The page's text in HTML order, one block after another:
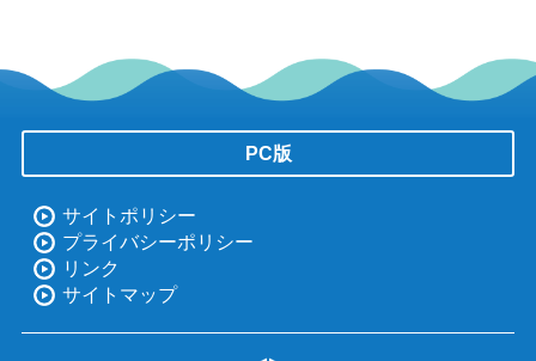
PC版
サイトポリシー
プライバシーポリシー
リンク
サイトマップ